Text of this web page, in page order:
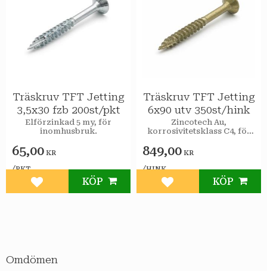
Omdömen
Träskruv TFT Jetting
3,5x30 fzb 200st/pkt
Elförzinkad 5 my, för
inomhusbruk.
65,00 KR
/PKT
Lägg till i favoriter
KÖP
Träskruv TFT Jetting
6x90 utv 350st/hink
Zincotech Au,
korrosivitetsklass C4, för
849,00 KR
/HINK
Lägg till i favoriter
KÖP